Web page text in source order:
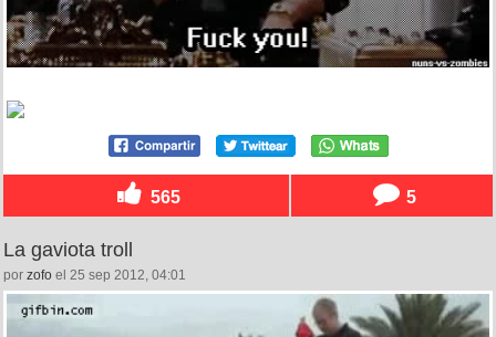
565 5
La gaviota troll
por zofo el 25 sep 2012, 04:01